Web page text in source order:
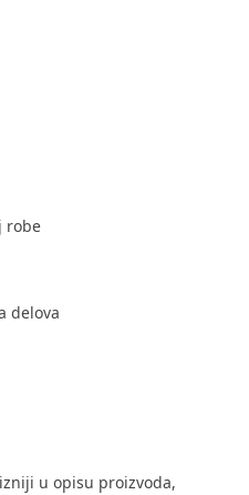
robe
delova
u opisu proizvoda,